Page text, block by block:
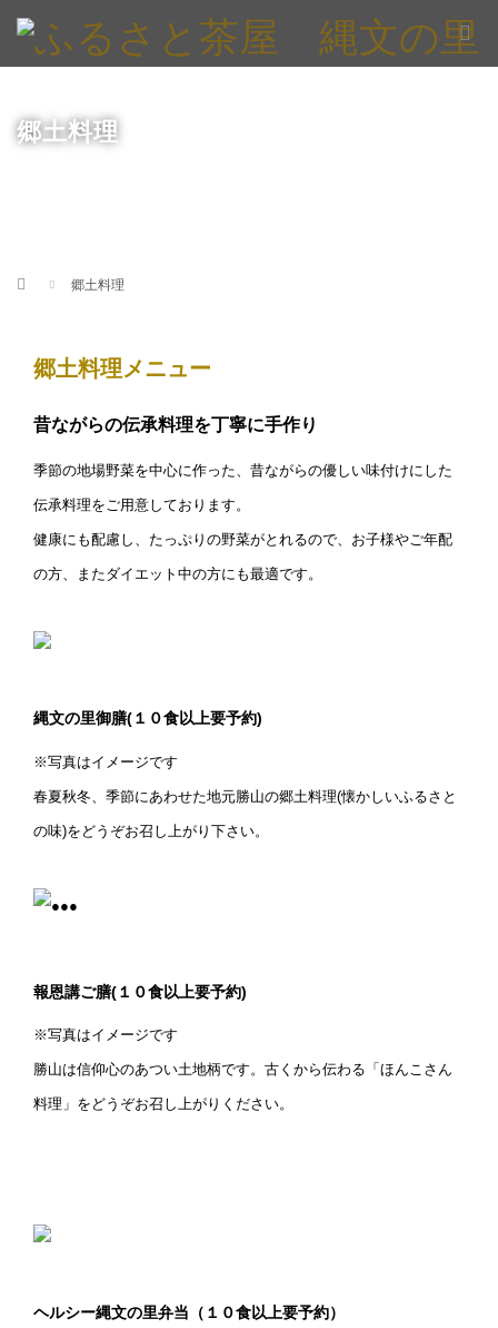
郷土料理
Home 郷土料理
郷土料理メニュー
昔ながらの伝承料理を丁寧に手作り
季節の地場野菜を中心に作った、昔ながらの優しい味付けにした
伝承料理をご用意しております。
健康にも配慮し、たっぷりの野菜がとれるので、お子様やご年配
の方、またダイエット中の方にも最適です。
縄文の里御膳(１０食以上要予約)
※写真はイメージです
春夏秋冬、季節にあわせた地元勝山の郷土料理(懐かしいふるさと
の味)をどうぞお召し上がり下さい。
報恩講ご膳(１０食以上要予約)
※写真はイメージです
勝山は信仰心のあつい土地柄です。古くから伝わる「ほんこさん
料理」をどうぞお召し上がりください。
ヘルシー縄文の里弁当（１０食以上要予約）